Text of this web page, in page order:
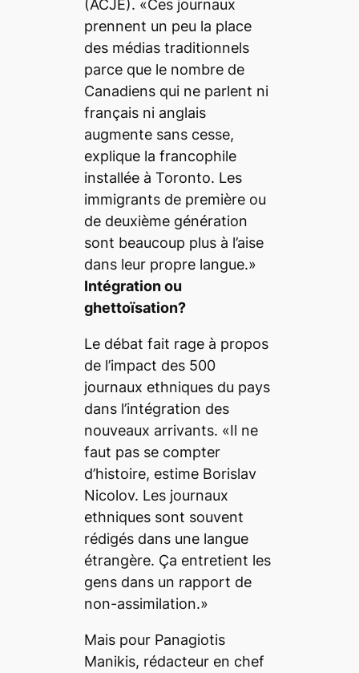
(ACJE). «Ces journaux
prennent un peu la place
des médias traditionnels
parce que le nombre de
Canadiens qui ne parlent ni
français ni anglais
augmente sans cesse,
explique la francophile
installée à Toronto. Les
immigrants de première ou
de deuxième génération
sont beaucoup plus à l’aise
dans leur propre langue.»
Intégration ou
ghettoïsation?
Le débat fait rage à propos
de l’impact des 500
journaux ethniques du pays
dans l’intégration des
nouveaux arrivants. «Il ne
faut pas se compter
d’histoire, estime Borislav
Nicolov. Les journaux
ethniques sont souvent
rédigés dans une langue
étrangère. Ça entretient les
gens dans un rapport de
non-assimilation.»
Mais pour Panagiotis
Manikis, rédacteur en chef